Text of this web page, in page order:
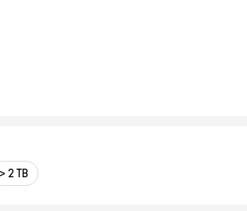
> 2 TB